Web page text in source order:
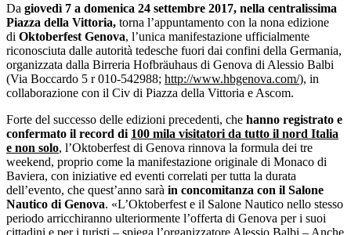
Da giovedì 7 a domenica 24 settembre 2017, nella centralissima
Piazza della Vittoria, torna l’appuntamento con la nona edizione
di Oktoberfest Genova, l’unica manifestazione ufficialmente
riconosciuta dalle autorità tedesche fuori dai confini della Germania,
organizzata dalla Birreria Hofbräuhaus di Genova di Alessio Balbi
(Via Boccardo 5 r 010-542988; http://www.hbgenova.com/), in
collaborazione con il Civ di Piazza della Vittoria e Ascom.
Forte del successo delle edizioni precedenti, che hanno registrato e
confermato il record di 100 mila visitatori da tutto il nord Italia
e non solo, l’Oktoberfest di Genova rinnova la formula dei tre
weekend, proprio come la manifestazione originale di Monaco di
Baviera, con iniziative ed eventi correlati per tutta la durata
dell’evento, che quest’anno sarà in concomitanza con il Salone
Nautico di Genova. «L’Oktoberfest e il Salone Nautico nello stesso
periodo arricchiranno ulteriormente l’offerta di Genova per i suoi
cittadini e per i turisti – spiega l’organizzatore Alessio Balbi – Anche